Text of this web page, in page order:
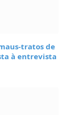
tratos de
à entrevista